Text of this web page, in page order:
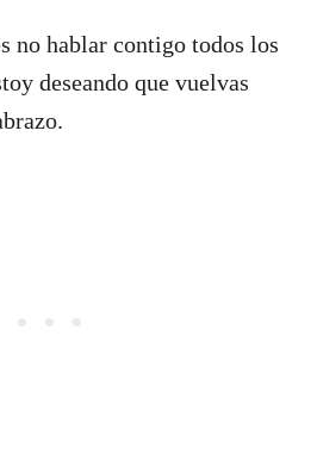
no hablar contigo todos los
deseando que vuelvas